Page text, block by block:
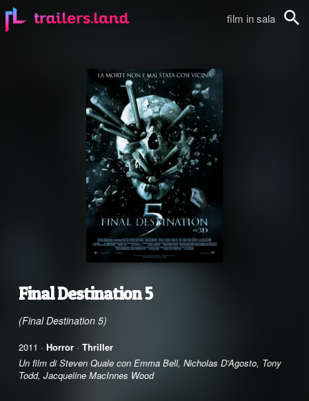
film in sala
Final Destination 5
(Final Destination 5)
2011 · Horror· Thriller
Un film di Steven Quale con Emma Bell, Nicholas D'Agosto, Tony
Todd, Jacqueline MacInnes Wood